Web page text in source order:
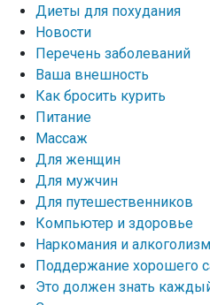
Диеты для похудания
Новости
Перечень заболеваний
Ваша внешность
Как бросить курить
Питание
Массаж
Для женщин
Для мужчин
Для путешественников
Компьютер и здоровье
Наркомания и алкоголизм
Поддержание хорошего
Это должен знать